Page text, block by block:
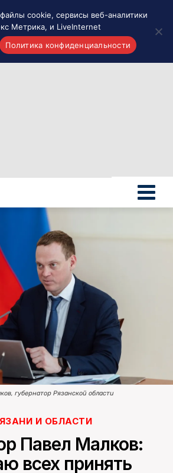
7инфо
ПОИСК ПО САЙТУ
губернатор Рязанской области
И ОБЛАСТИ
Павел Малков:
всех принять
cookie, сервисы веб-аналитики
Метрика, и LiveInternet
Политика конфиденциальности